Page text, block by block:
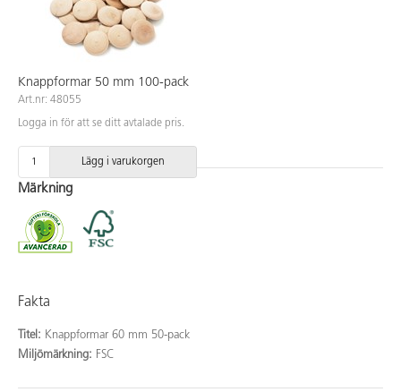
Knappformar 50 mm 100-pack
Art.nr: 48055
Logga in för att se ditt avtalade pris.
Lägg i varukorgen
Märkning
Fakta
Titel: Knappformar 60 mm 50-pack
Miljömärkning: FSC